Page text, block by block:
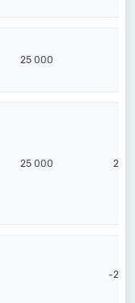
25 000
25 000 25
-25